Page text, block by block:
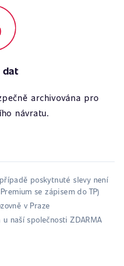
dat
archivována pro
návratu.
poskytnuté slevy není
se zápisem do TP)
v Praze
naší společnosti ZDARMA